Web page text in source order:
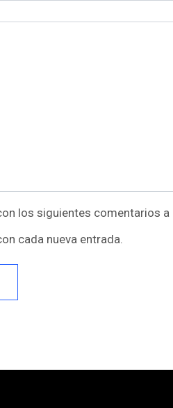
los siguientes comentarios a
cada nueva entrada.